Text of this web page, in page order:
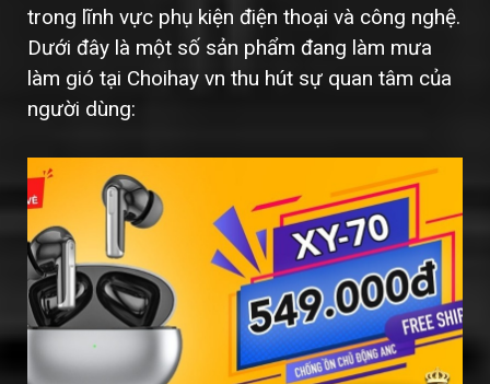
trong lĩnh vực phụ kiện điện thoại và công nghệ.
Dưới đây là một số sản phẩm đang làm mưa
làm gió tại Choihay vn thu hút sự quan tâm của
người dùng: